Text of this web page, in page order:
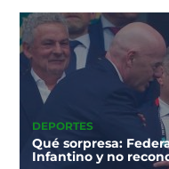
DEPORTES
Qué sorpresa:
Infantino y no